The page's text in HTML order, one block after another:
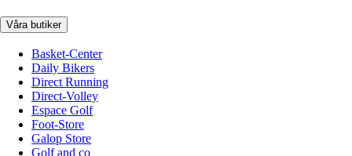
Våra butiker
Basket-Center
Daily Bikers
Direct Running
Direct-Volley
Espace Golf
Foot-Store
Galop Store
Golf and co